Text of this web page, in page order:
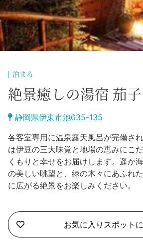
あそぶ
あじわう
イベント
エリア
熱海市
沼津市
三島市
南伊豆町
函南町
西伊豆町
伊東市
特集
旅の計画
モデルコース
宿泊・予約
旅程作成
アクセス
合同会社説明会
泊まる
絶景癒しの湯宿 茄
静岡県伊東市池635-135
各客室専用に温泉露天風呂が完備さ
は伊豆の三大味覚と地場の恵みにこ
くもりと幸せをお届けします。遥か
の美しい眺望と、緑の木々にあふれ
に広がる絶景をお楽しみください。
お気に入りスポット